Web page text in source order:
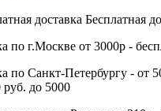
Бесплатная
по г.Москве от 3000р -
по Санкт-Петербургу - от
до 5000